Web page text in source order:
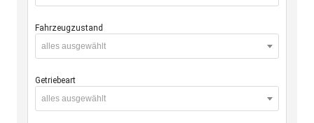
Fahrzeugzustand
alles ausgewählt
Getriebeart
alles ausgewählt